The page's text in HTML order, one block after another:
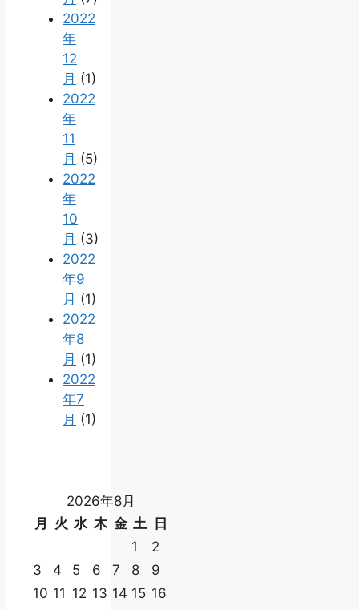
2022
年
12
月 (1)
2022
年
11
月 (5)
2022
年
10
月 (3)
2022
年9
月 (1)
2022
年8
月 (1)
2022
年7
月 (1)
2026年8月
月
火 水 木 金 土
日
1
2
3
4 5 6 7 8
9
10 11 12 13 14 15 16